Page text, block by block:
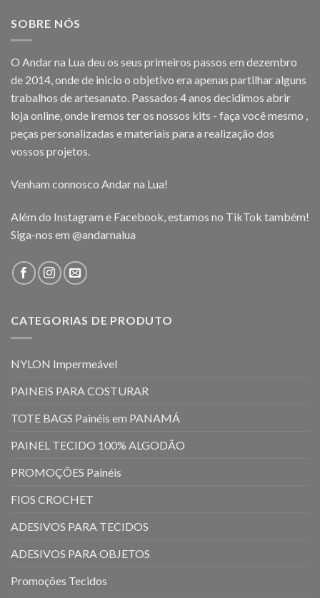
SOBRE NÓS
O Andar na Lua deu os seus primeiros passos em dezembro
de 2014, onde de inicio o objetivo era apenas partilhar alguns
trabalhos de artesanato. Passados 4 anos decidimos abrir
loja online, onde iremos ter os nossos kits - faça você mesmo ,
peças personalizadas e materiais para a realização dos
vossos projetos.
Venham connosco Andar na Lua!
Além do Instagram e Facebook, estamos no TikTok também!
Siga-nos em @andarnalua
CATEGORIAS DE PRODUTO
NYLON Impermeável
PAINEIS PARA COSTURAR
TOTE BAGS Painéis em PANAMÁ
PAINEL TECIDO 100% ALGODÃO
PROMOÇÕES Painéis
FIOS CROCHET
ADESIVOS PARA TECIDOS
ADESIVOS PARA OBJETOS
Promoções Tecidos